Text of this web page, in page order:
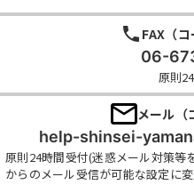
FAX（コ
06-
原則
メール（
help-shinsei-
原則24時間受付(迷惑メール対策等
からのメール受信が可能な設定に